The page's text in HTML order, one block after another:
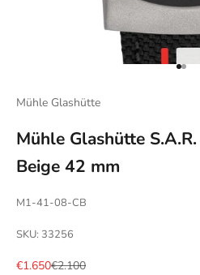
Mühle Glashütte
Mühle Glashütte
Beige 42 mm
M1-41-08-CB
SKU: 33256
Prix de vente
€1.650Prix normal
€2.100